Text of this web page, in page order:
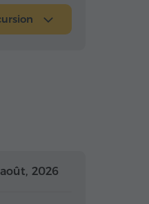
Toute la journée
2026